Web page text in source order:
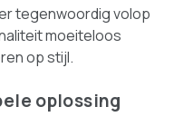
tegenwoordig volop
moeiteloos
op stijl.
oplossing